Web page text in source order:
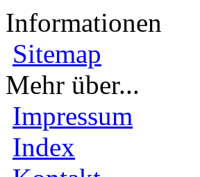
Informationen
Sitemap
Mehr über...
Impressum
Index